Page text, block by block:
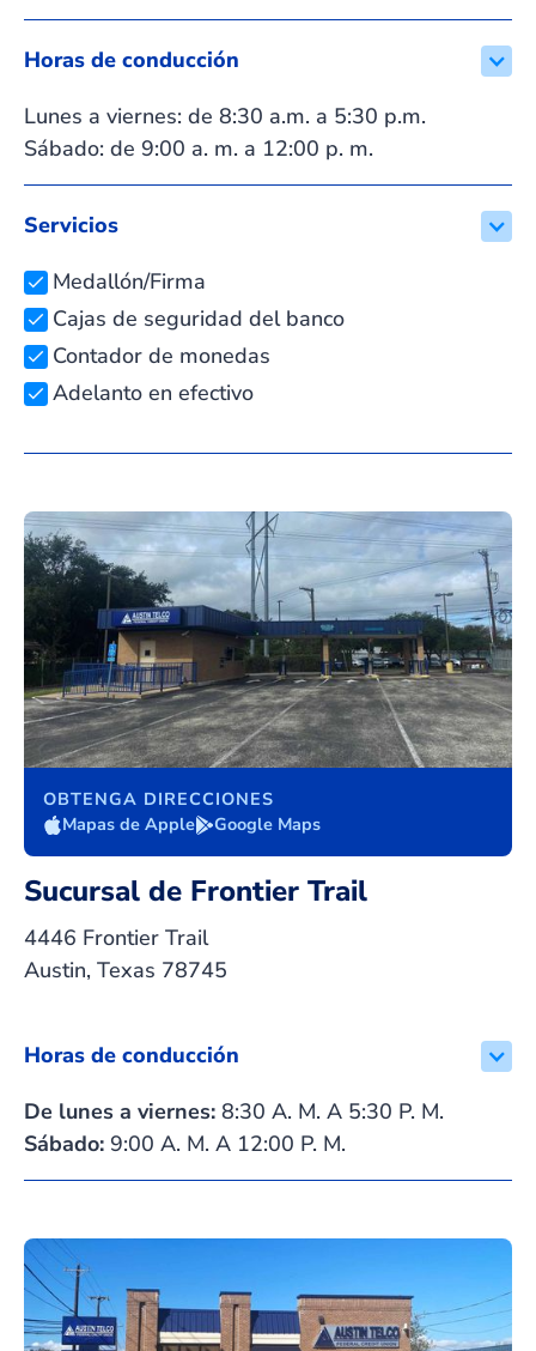
Horas de conducción
Lunes a viernes: de 8:30 a.m. a 5:30 p.m.
Sábado: de 9:00 a. m. a 12:00 p. m.
Servicios
Medallón/Firma
Cajas de seguridad del banco
Contador de monedas
Adelanto en efectivo
OBTENGA DIRECCIONES
Mapas de Apple
Google Maps
Sucursal de Frontier Trail
4446 Frontier Trail
Austin, Texas 78745
Horas de conducción
De lunes a viernes: 8:30 A. M. A 5:30 P. M.
Sábado: 9:00 A. M. A 12:00 P. M.